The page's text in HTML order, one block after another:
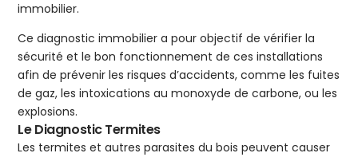
immobilier.
Ce diagnostic immobilier a pour objectif de vérifier la
sécurité et le bon fonctionnement de ces installations
afin de prévenir les risques d’accidents, comme les fuites
de gaz, les intoxications au monoxyde de carbone, ou les
explosions.
Le Diagnostic Termites
Les termites et autres parasites du bois peuvent causer